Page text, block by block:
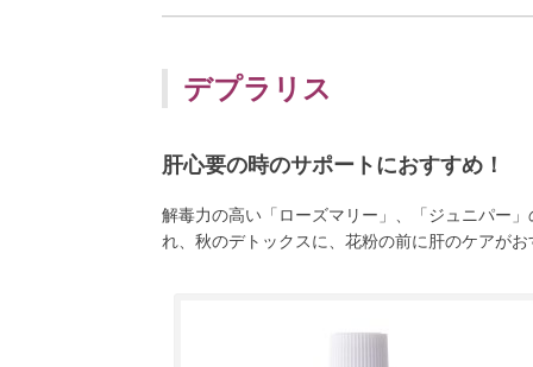
デプラリス
肝心要の時のサポートにおすすめ！
解毒力の高い「ローズマリー」、「ジュニパー
れ、秋のデトックスに、花粉の前に肝のケアがお